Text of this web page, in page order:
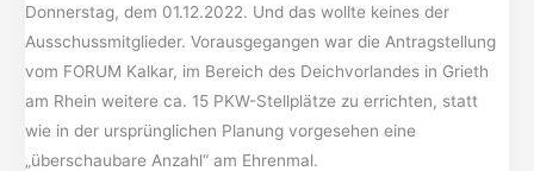
Donnerstag, dem 01.12.2022. Und das wollte keines der
Ausschussmitglieder. Vorausgegangen war die Antragstellung
vom FORUM Kalkar, im Bereich des Deichvorlandes in Grieth
am Rhein weitere ca. 15 PKW-Stellplätze zu errichten, statt
wie in der ursprünglichen Planung vorgesehen eine
„überschaubare Anzahl“ am Ehrenmal.